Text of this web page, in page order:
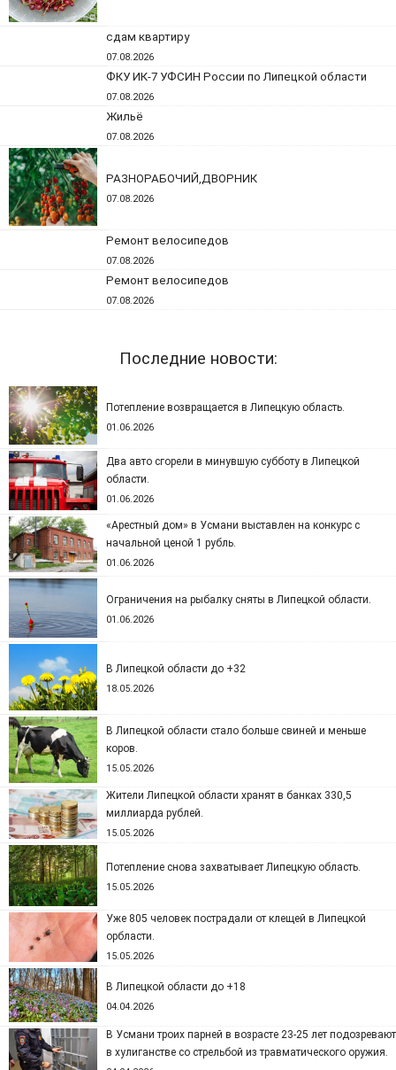
сдам квартиру
07.08.2026
ФКУ ИК-7 УФСИН России по Липецкой области
07.08.2026
Жильё
07.08.2026
РАЗНОРАБОЧИЙ,ДВОРНИК
07.08.2026
Ремонт велосипедов
07.08.2026
Ремонт велосипедов
07.08.2026
Последние новости:
Потепление возвращается в Липецкую область.
01.06.2026
Два авто сгорели в минувшую субботу в Липецкой
области.
01.06.2026
«Арестный дом» в Усмани выставлен на конкурс с
начальной ценой 1 рубль.
01.06.2026
Ограничения на рыбалку сняты в Липецкой области.
01.06.2026
В Липецкой области до +32
18.05.2026
В Липецкой области стало больше свиней и меньше
коров.
15.05.2026
Жители Липецкой области хранят в банках 330,5
миллиарда рублей.
15.05.2026
Потепление снова захватывает Липецкую область.
15.05.2026
Уже 805 человек пострадали от клещей в Липецкой
орбласти.
15.05.2026
В Липецкой области до +18
04.04.2026
В Усмани троих парней в возрасте 23-25 лет подозревают
в хулиганстве со стрельбой из травматического оружия.